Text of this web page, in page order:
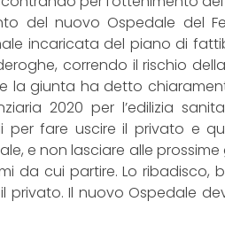
del nuovo Ospedale del
incaricata del piano di
correndo il rischio
la giunta ha detto
2020 per l’edilizia
per fare uscire il privato e
e non lasciare alle
da cui partire. Lo ribadisco,
privato. Il nuovo Ospedale